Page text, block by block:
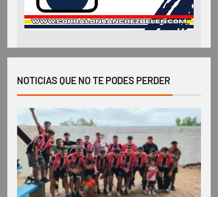
NOTICIAS QUE NO TE PODES PERDER